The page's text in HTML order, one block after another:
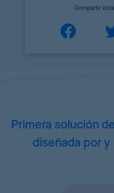
Compartir
Primera solución
diseñada por y